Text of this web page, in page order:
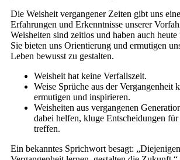
Die Weisheit vergangener Zeiten gibt uns
Erfahrungen und Erkenntnisse unserer
Weisheiten sind zeitlos und haben auch
Sie bieten uns Orientierung und ermutigen
Leben bewusst zu gestalten.
Weisheit hat keine Verfallszeit.
Weise Sprüche aus der Vergangenheit
ermutigen und inspirieren.
Weisheiten aus vergangenen
dabei helfen, kluge Entscheidungen
treffen.
Ein bekanntes Sprichwort besagt: